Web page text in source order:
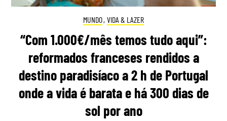
MUNDO, VIDA & LAZER
“Com 1.000€/mês temos tudo aqui”:
reformados franceses rendidos a
destino paradisíaco a 2 h de Portugal
onde a vida é barata e há 300 dias de
sol por ano